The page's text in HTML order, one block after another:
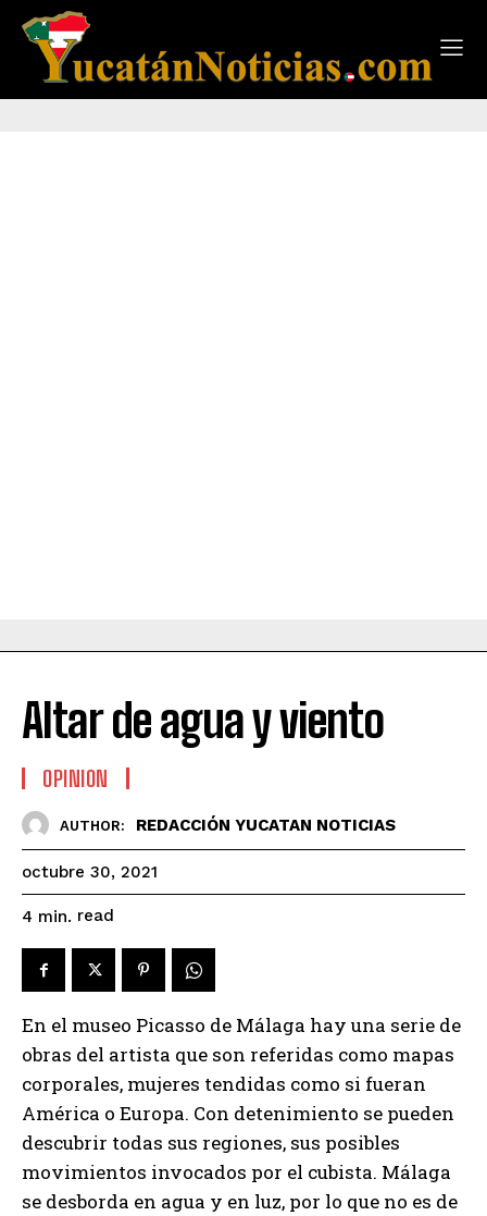
Altar de agua y viento
OPINION
AUTHOR: REDACCIÓN YUCATAN NOTICIAS
octubre 30, 2021
4 min. read
En el museo Picasso de Málaga hay una serie de
obras del artista que son referidas como mapas
corporales, mujeres tendidas como si fueran
América o Europa. Con detenimiento se pueden
descubrir todas sus regiones, sus posibles
movimientos invocados por el cubista. Málaga
se desborda en agua y en luz, por lo que no es de